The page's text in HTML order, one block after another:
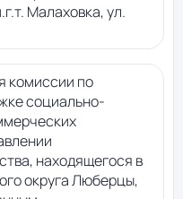
Малаховка, ул.
комиссии по
социально-
находящегося в
округа Люберцы,